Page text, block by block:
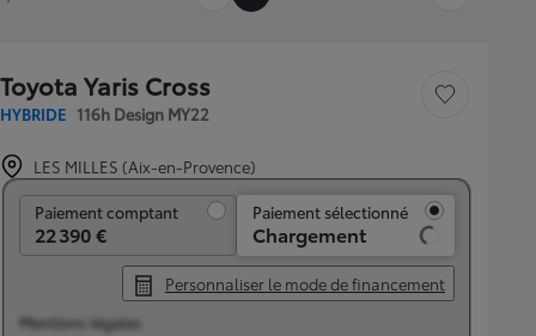
Toyota Yaris Cross
HYBRIDE 116h Design MY22
Sauvegarder le
LES MILLES (Aix-en-Provence)
Paiement comptant
22 390 €
Paiement sélectionné
Chargement
Personnaliser le mode de financement
Mentions légales